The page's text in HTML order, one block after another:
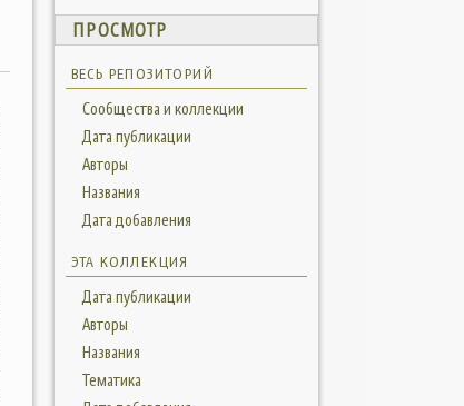
ПРОСМОТР
ВЕСЬ РЕПОЗИТОРИЙ
Сообщества и коллекции
Дата публикации
Авторы
Названия
Дата добавления
ЭТА КОЛЛЕКЦИЯ
Дата публикации
Авторы
Названия
Тематика